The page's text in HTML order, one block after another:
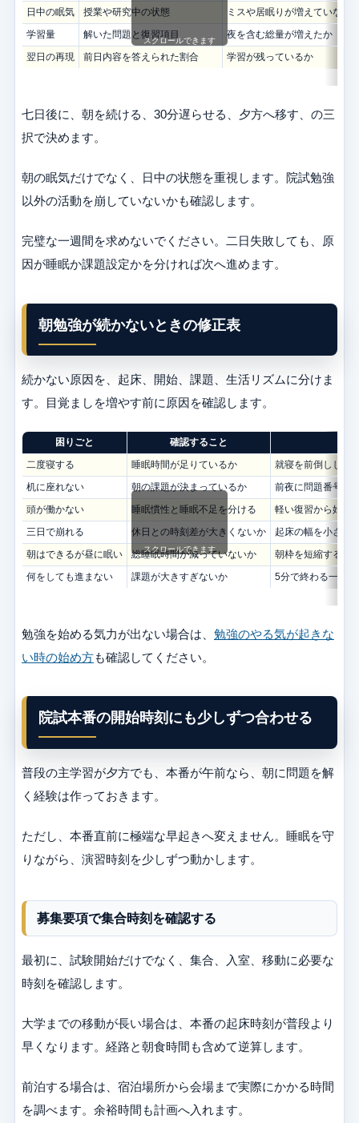
日中の眠気
授業や研究中の状態
ミスや居眠りが増えていない
学習量
解いた問題と復習項目
夜を含む総量が増えたか
翌日の再現
前日内容を答えられた割合 学習が残っているか
スクロールできます
七日後に、朝を続ける、30分遅らせる、夕方へ移す、の三
択で決めます。
朝の眠気だけでなく、日中の状態を重視します。院試勉強
以外の活動を崩していないかも確認します。
完璧な一週間を求めないでください。二日失敗しても、原
因が睡眠か課題設定かを分ければ次へ進めます。
朝勉強が続かないときの修正表
続かない原因を、起床、開始、課題、生活リズムに分けま
す。目覚ましを増やす前に原因を確認します。
困りごと 確認すること
二度寝する
睡眠時間が足りているか
就寝を前倒しし、
机に座れない
朝の課題が決まっているか
前夜に問題番号ま
頭が働かない
睡眠慣性と睡眠不足を分ける
軽い復習から始め
三日で崩れる
休日との時刻差が大きくないか
起床の幅を小さく
朝はできるが昼に眠い
総睡眠時間が減っていないか
朝枠を短縮するか
何をしても進まない
課題が大きすぎないか 5分で終わる一問
スクロールできます
勉強を始める気力が出ない場合は、 勉強のやる気が起きな
い時の始め方も確認してください。
院試本番の開始時刻にも少しずつ合わせる
普段の主学習が夕方でも、本番が午前なら、朝に問題を解
く経験は作っておきます。
ただし、本番直前に極端な早起きへ変えません。睡眠を守
りながら、演習時刻を少しずつ動かします。
募集要項で集合時刻を確認する
最初に、試験開始だけでなく、集合、入室、移動に必要な
時刻を確認します。
大学までの移動が長い場合は、本番の起床時刻が普段より
早くなります。経路と朝食時間も含めて逆算します。
前泊する場合は、宿泊場所から会場まで実際にかかる時間
を調べます。余裕時間も計画へ入れます。